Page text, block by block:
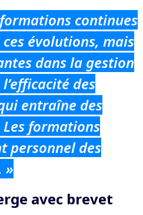
continues
évolutions, mais
dans la gestion
des
entraîne des
formations
personnel des
»
avec brevet